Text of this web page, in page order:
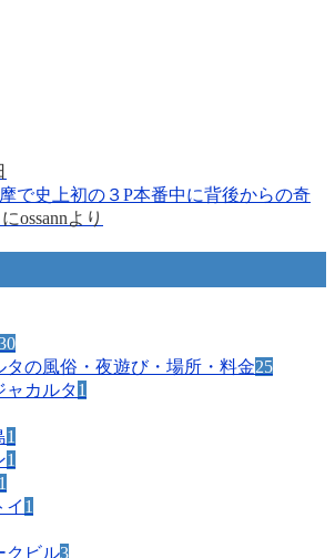
で史上初の３P本番中に背後からの奇
にossannより
タの風俗・夜遊び・場所・料金25
ャカルタ1
1
1
1
イ 1
クビル3